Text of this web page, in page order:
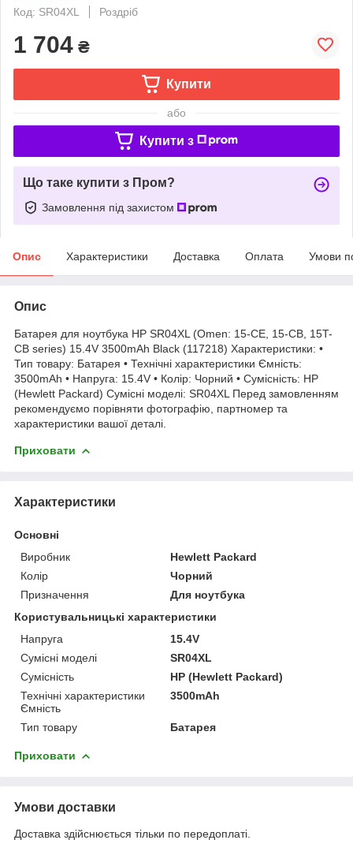
Код: SR04XL
Роздріб
1 704 ₴
Купити
або
Купити з
Що таке купити з Пром?
Замовлення під захистом
Опис Характеристики Доставка Оплата Умови
Опис
Батарея для ноутбука HP SR04XL (Omen: 15-CE, 15-CB, 15T-
CB series) 15.4V 3500mAh Black (117218) Характеристики: •
Тип товару: Батарея • Технічні характеристики Ємність:
3500mAh • Напруга: 15.4V • Колір: Чорний • Сумісність: HP
(Hewlett Packard) Сумісні моделі: SR04XL Перед замовленням
рекомендуємо порівняти фотографію, партномер та
характеристики вашої деталі.
Приховати
Характеристики
Основні
Виробник
Hewlett Packard
Колір
Чорний
Призначення
Для ноутбука
Користувальницькі характеристики
Напруга
15.4V
Сумісні моделі
SR04XL
Сумісність
HP (Hewlett Packard)
Технічні характеристики
Ємність
3500mAh
Тип товару Батарея
Приховати
Умови доставки
Доставка здійснюється тільки по передоплаті.